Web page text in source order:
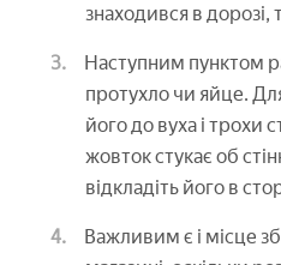
знаходився в
Наступним пунктом
протухло чи яйце.
його до вуха і трохи
жовток стукає об
відкладіть його в
Важливим є і місце